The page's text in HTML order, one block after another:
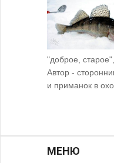
"доброе,
Автор -
и приманок в
МЕНЮ